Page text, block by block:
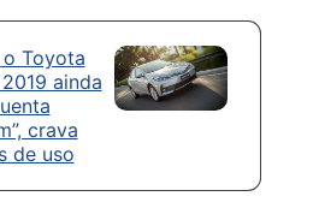
o Toyota
ainda
crava
de uso